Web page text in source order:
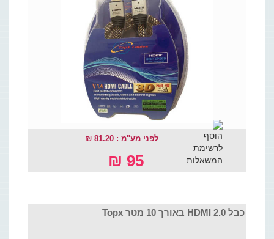
לפני מע"מ : 81.20 ₪
95 ₪
כבל HDMI 2.0 באורך 10 מטר Topx